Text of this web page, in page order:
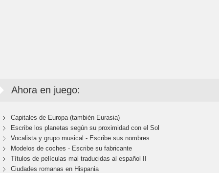
Ahora en juego:
Capitales de Europa (también Eurasia)
Escribe los planetas según su proximidad con el Sol
Vocalista y grupo musical - Escribe sus nombres
Modelos de coches - Escribe su fabricante
Títulos de películas mal traducidas al español II
Ciudades romanas en Hispania